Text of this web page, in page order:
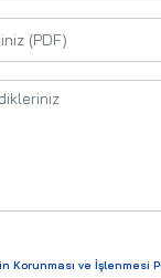
Korunması ve İşlenmesi